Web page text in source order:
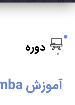
دوره
آموزش